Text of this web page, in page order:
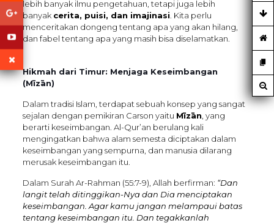
lebih banyak ilmu pengetahuan, tetapi juga lebih
banyak cerita, puisi, dan imajinasi . Kita perlu
menceritakan dongeng tentang apa yang akan hilang,
dan fabel tentang apa yang masih bisa diselamatkan.
Hikmah dari Timur: Menjaga Keseimbangan
(Mīzān)
Dalam tradisi Islam, terdapat sebuah konsep yang sangat
sejalan dengan pemikiran Carson yaitu Mīzān , yang
berarti keseimbangan. Al-Qur’an berulang kali
mengingatkan bahwa alam semesta diciptakan dalam
keseimbangan yang sempurna, dan manusia dilarang
merusak keseimbangan itu.
Dalam Surah Ar-Rahman (55:7-9), Allah berfirman: “Dan
langit telah ditinggikan-Nya dan Dia menciptakan
keseimbangan. Agar kamu jangan melampaui batas
tentang keseimbangan itu. Dan tegakkanlah